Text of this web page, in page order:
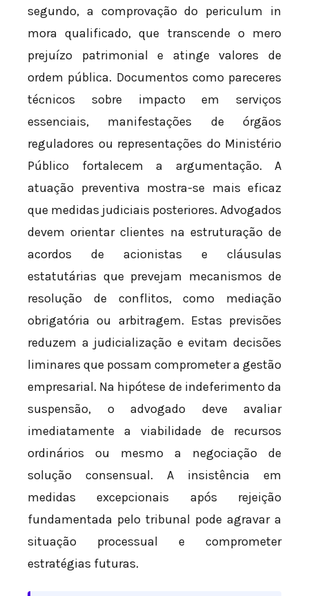
segundo, a comprovação do periculum in
mora qualificado, que transcende o mero
prejuízo patrimonial e atinge valores de
ordem pública. Documentos como pareceres
técnicos sobre impacto em serviços
essenciais, manifestações de órgãos
reguladores ou representações do Ministério
Público fortalecem a argumentação. A
atuação preventiva mostra-se mais eficaz
que medidas judiciais posteriores. Advogados
devem orientar clientes na estruturação de
acordos de acionistas e cláusulas
estatutárias que prevejam mecanismos de
resolução de conflitos, como mediação
obrigatória ou arbitragem. Estas previsões
reduzem a judicialização e evitam decisões
liminares que possam comprometer a gestão
empresarial. Na hipótese de indeferimento da
suspensão, o advogado deve avaliar
imediatamente a viabilidade de recursos
ordinários ou mesmo a negociação de
solução consensual. A insistência em
medidas excepcionais após rejeição
fundamentada pelo tribunal pode agravar a
situação processual e comprometer
estratégias futuras.